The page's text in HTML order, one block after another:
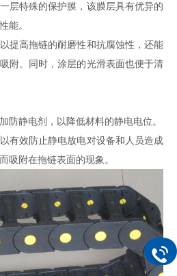
特殊的保护膜，该膜层具有优异的
能。
高拖链的耐磨性和抗腐蚀性，还能
附。同时，涂层的光滑表面也便于清
静电剂，以降低材料的静电电位。
效防止静电放电对设备和人员造成
吸附在拖链表面的现象。